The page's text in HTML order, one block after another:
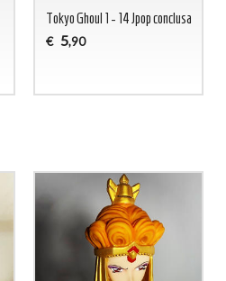
Tokyo Ghoul 1 - 14 Jpop conclusa
€ 5,90